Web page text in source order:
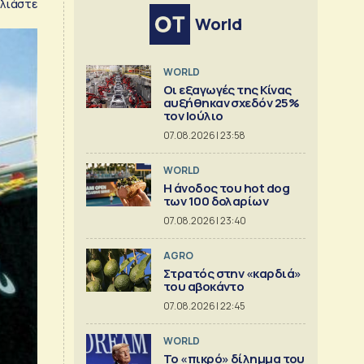
World
WORLD
Οι εξαγωγές της Κίνας
αυξήθηκαν σχεδόν 25%
τον Ιούλιο
07.08.2026 | 23:58
WORLD
Η άνοδος του hot dog
των 100 δολαρίων
07.08.2026 | 23:40
AGRO
Στρατός στην «καρδιά»
του αβοκάντο
07.08.2026 | 22:45
WORLD
Το «πικρό» δίλημμα του